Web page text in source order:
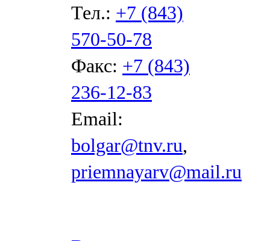
Тел.: +7 (843)
570-50-78
Факс: +7 (843)
236-12-83
Email:
bolgar@tnv.ru,
priemnayarv@mail.ru